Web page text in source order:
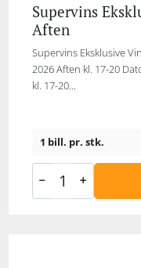
Supervins
Aften
Supervins Eksklusive
2026 Aften kl. 17-20
kl. 17-20...
1 bill. pr. stk.